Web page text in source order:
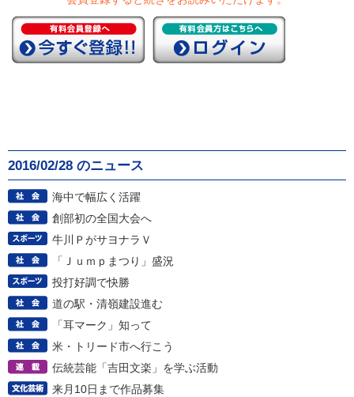
2016/02/28 のニュース
海中で幅広く活躍
創部初の全国大会へ
牛川ＰがサヨナラＶ
「Ｊｕｍｐまつり」盛況
投打好調で快勝
道の駅・清嶺建設進む
「耳マーク」知って
米・トリード市へ行こう
伝統芸能「吉田文楽」を学ぶ活動
来月10日まで作品募集